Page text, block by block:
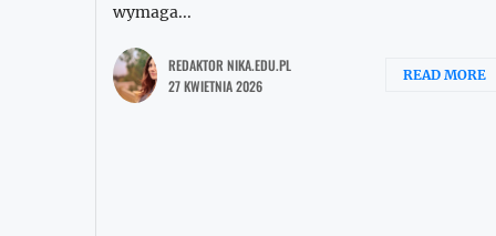
wymaga...
REDAKTOR NIKA.EDU.PL
27 KWIETNIA 2026
READ MORE